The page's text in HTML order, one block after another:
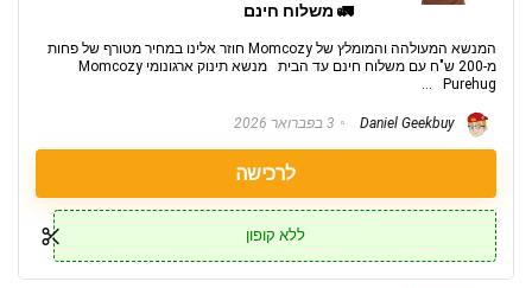
🚛 משלוח חינם
המנשא המעולהה והמומלץ של Momcozy חוזר אלינו במחיר מטורף של פחות
מ-200 ש"ח עם משלוח חינם עד הבית מנשא תינוק ארגונומי Momcozy
Purehug ...
3 בפברואר 2026
לרכישה
ללא קופון